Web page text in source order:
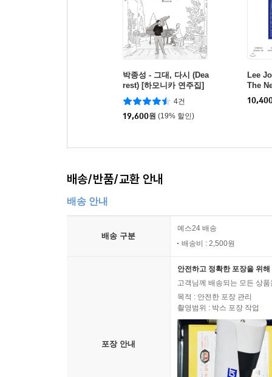
박종성 - 그대, 다시 (Dea
rest) [하모니카 연주집]
4건
19,600원 (19% 할인)
Lee
The
배송/반품/교환 안내
배송 안내
배송 구분
예스24 배송
배송비 : 2,500원
포장 안내
안전하고 정확한 포장을 위
고객님께 배송되는 모든 상
목적 : 안전한 포장 관리
촬영범위 : 박스 포장 작업